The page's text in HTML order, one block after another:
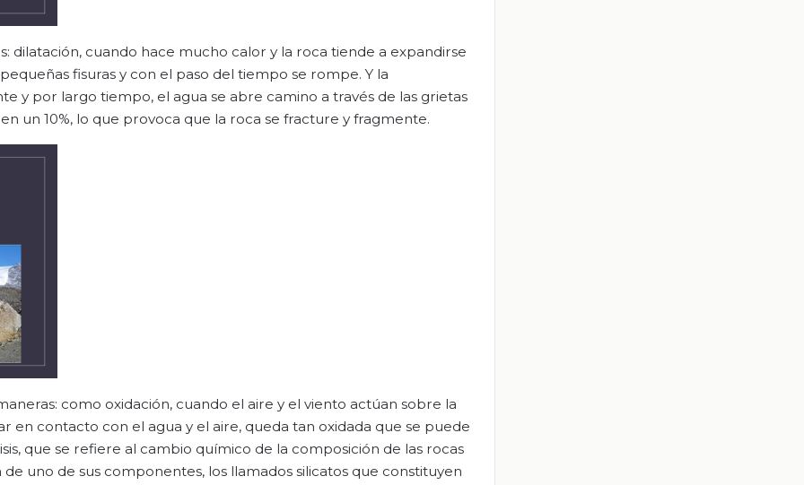
dilatación, cuando hace mucho calor y la roca tiende a expandirse
fisuras y con el paso del tiempo se rompe. Y la
y por largo tiempo, el agua se abre camino a través de las grietas
un 10%, lo que provoca que la roca se fracture y fragmente.
como oxidación, cuando el aire y el viento actúan sobre la
en contacto con el agua y el aire, queda tan oxidada que se puede
que se refiere al cambio químico de la composición de las rocas
uno de sus componentes, los llamados silicatos que constituyen